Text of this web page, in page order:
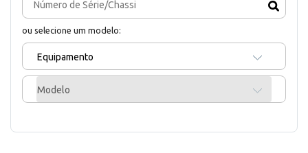
ou selecione um modelo:
Equipamento
Modelo